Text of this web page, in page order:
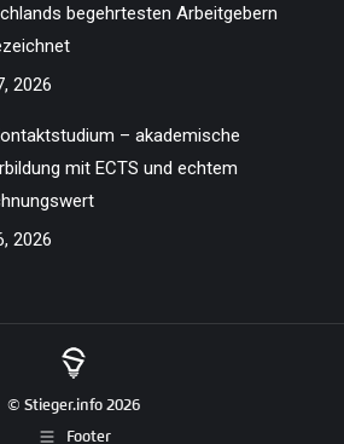
begehrtesten Arbeitgebern
2026
– akademische
mit ECTS und echtem
2026
© Stieger.info 2026
Footer